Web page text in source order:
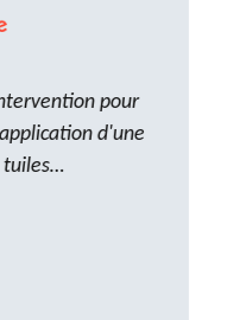
pour
d'une
de la
problème"